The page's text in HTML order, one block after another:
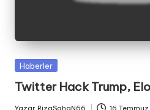
Posted
Haberler
Twitter Hack Trump,
Yazar RizaSahaN66 16